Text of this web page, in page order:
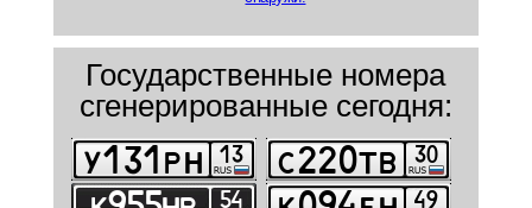
Государственные номера
сгенерированные сегодня: